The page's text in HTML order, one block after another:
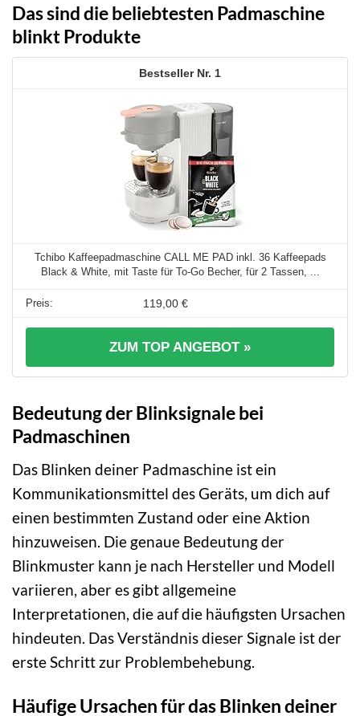
Das sind die beliebtesten Padmaschine
blinkt Produkte
1
Tchibo Kaffeepadmaschine CALL ME PAD inkl. 36 Kaffeepads
Black & White, mit Taste für To-Go Becher, für 2 Tassen, ...
119,00 €
ZUM TOP ANGEBOT »
Bedeutung der Blinksignale bei
Padmaschinen
Das Blinken deiner Padmaschine ist ein
Kommunikationsmittel des Geräts, um dich auf
einen bestimmten Zustand oder eine Aktion
hinzuweisen. Die genaue Bedeutung der
Blinkmuster kann je nach Hersteller und Modell
variieren, aber es gibt allgemeine
Interpretationen, die auf die häufigsten Ursachen
hindeuten. Das Verständnis dieser Signale ist der
erste Schritt zur Problembehebung.
Häufige Ursachen für das Blinken deiner